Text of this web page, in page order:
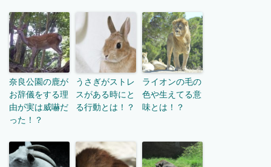
奈良公園の鹿が
お辞儀をする理
由が実は威嚇だ
った！？
うさぎがストレ
スがある時にと
る行動とは！？
ライオンの毛の
色や生えてる意
味とは！？